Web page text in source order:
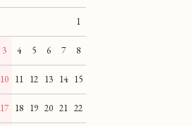
1
3 4 5 6 7 8
10 11 12 13 14 15
17 18 19 20 21 22